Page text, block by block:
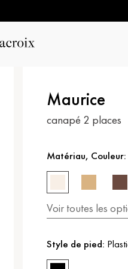
Maurice
canapé 2 places
Matériau, Couleur:
Voir toutes les
Style de pied: